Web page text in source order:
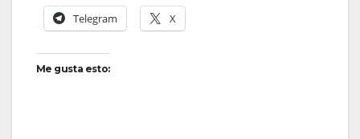
Telegram X
Me gusta esto: